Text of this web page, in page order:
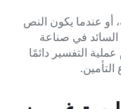
عندما يكون النص
في صناعة
التفسير دائمًا
التأمين.